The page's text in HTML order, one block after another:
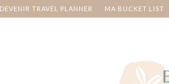
DEVENIR TRAVEL PLANNER MA BUCKET LIST